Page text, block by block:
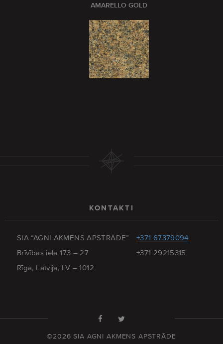
AMARELLO GOLD
KONTAKTI
SIA “AGNI AKMENS APSTRĀDE”
Brīvības iela 173 – 27
Rīga, Latvija, LV – 1012
+371 67379094
+371 29215315
©2026 SIA AGNI AKMENS APSTRĀDE